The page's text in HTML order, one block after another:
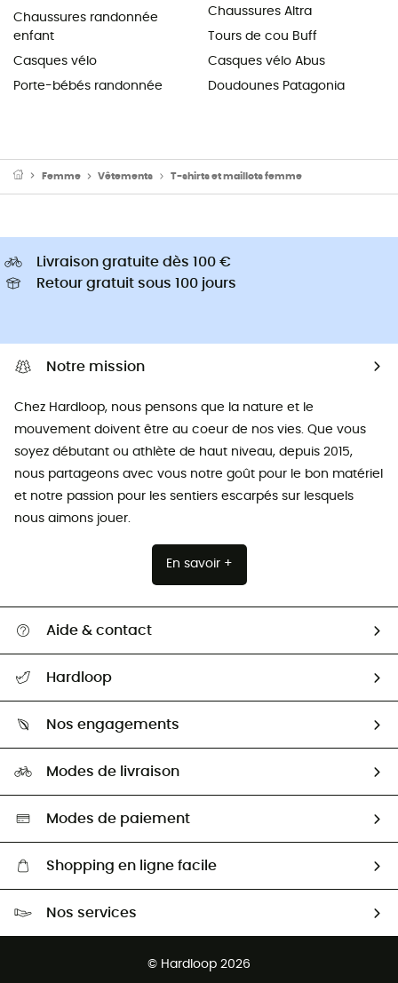
Chaussures randonnée
enfant
Casques vélo
Porte-bébés randonnée
Chaussures Altra
Tours de cou Buff
Casques vélo Abus
Doudounes Patagonia
Femme Vêtements T-shirts et maillots femme
Livraison gratuite dès 100 €
Retour gratuit sous 100 jours
Notre mission
Chez Hardloop, nous pensons que la nature et le
mouvement doivent être au coeur de nos vies. Que vous
soyez débutant ou athlète de haut niveau, depuis 2015,
nous partageons avec vous notre goût pour le bon matériel
et notre passion pour les sentiers escarpés sur lesquels
nous aimons jouer.
En savoir +
Aide & contact
Retour & remboursement
Guide des tailles
Seconde Main
Aide & Contact
Hardloop
HardGuides
Nos engagements
Sélection éco-responsable
Modes de livraison
Modes de paiement
Shopping en ligne facile
Nos services
© Hardloop 2026